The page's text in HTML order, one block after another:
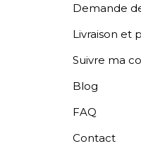
Demande
Livraison et
Suivre ma
Blog
FAQ
Contact